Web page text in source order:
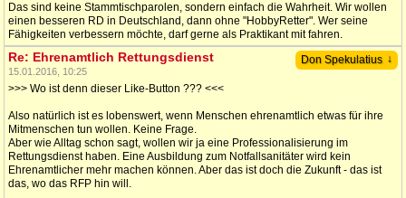
Das sind keine Stammtischparolen, sondern einfach die Wahrheit. Wir wollen
einen besseren RD in Deutschland, dann ohne "HobbyRetter". Wer seine
Fähigkeiten verbessern möchte, darf gerne als Praktikant mit fahren.
Don Spekulatius ↓
Re: Ehrenamtlich Rettungsdienst
15.01.2016, 10:25
>>> Wo ist denn dieser Like-Button ??? <<<
Also natürlich ist es lobenswert, wenn Menschen ehrenamtlich etwas für ihre
Mitmenschen tun wollen. Keine Frage.
Aber wie Alltag schon sagt, wollen wir ja eine Professionalisierung im
Rettungsdienst haben. Eine Ausbildung zum Notfallsanitäter wird kein
Ehrenamtlicher mehr machen können. Aber das ist doch die Zukunft - das ist
das, wo das RFP hin will.